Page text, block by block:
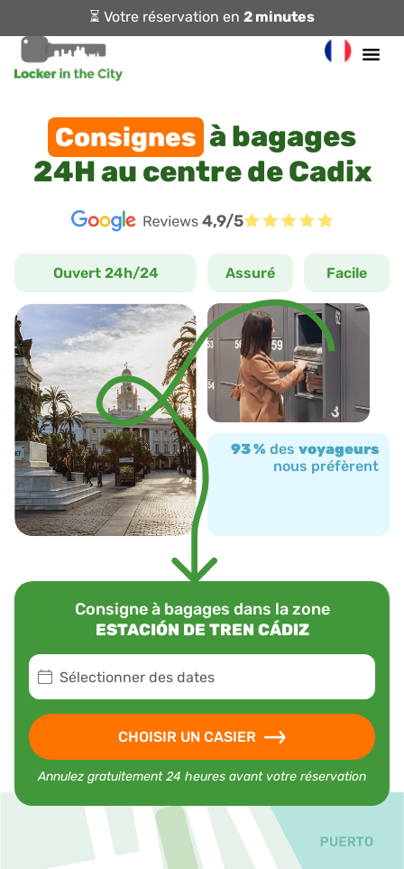
⏳ Votre réservation en 2 minutes
Consignes à bagages
24H au centre de Cadix
4,9/5
93 % des voyageurs
nous préfèrent
Assuré Facile
Ouvert 24h/24
Consigne à bagages dans la zone
ESTACIÓN DE TREN CÁDIZ
Sélectionner des dates
CHOISIR UN CASIER
Annulez gratuitement 24 heures avant votre réservation